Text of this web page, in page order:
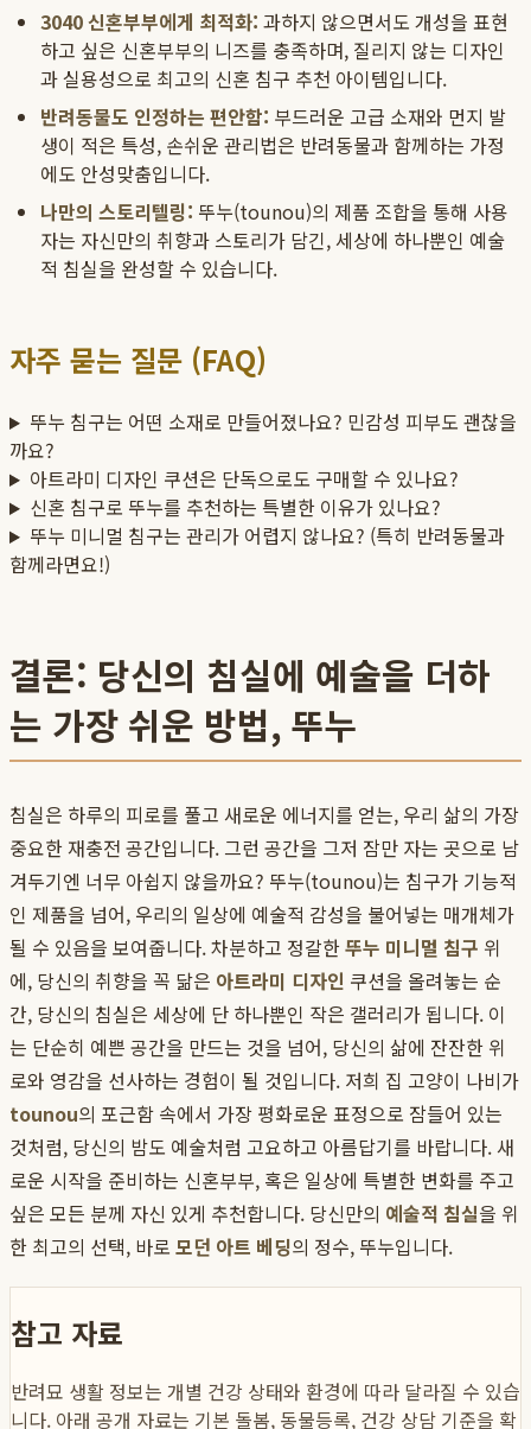
3040 신혼부부에게 최적화: 과하지 않으면서도 개성을 표현
하고 싶은 신혼부부의 니즈를 충족하며, 질리지 않는 디자인
과 실용성으로 최고의 신혼 침구 추천 아이템입니다.
반려동물도 인정하는 편안함: 부드러운 고급 소재와 먼지 발
생이 적은 특성, 손쉬운 관리법은 반려동물과 함께하는 가정
에도 안성맞춤입니다.
나만의 스토리텔링: 뚜누(tounou)의 제품 조합을 통해 사용
자는 자신만의 취향과 스토리가 담긴, 세상에 하나뿐인 예술
적 침실을 완성할 수 있습니다.
자주 묻는 질문 (FAQ)
뚜누 침구는 어떤 소재로 만들어졌나요? 민감성 피부도 괜찮을
까요?
아트라미 디자인 쿠션은 단독으로도 구매할 수 있나요?
신혼 침구로 뚜누를 추천하는 특별한 이유가 있나요?
뚜누 미니멀 침구는 관리가 어렵지 않나요? (특히 반려동물과
함께라면요!)
결론: 당신의 침실에 예술을 더하
는 가장 쉬운 방법, 뚜누
침실은 하루의 피로를 풀고 새로운 에너지를 얻는, 우리 삶의 가장
중요한 재충전 공간입니다. 그런 공간을 그저 잠만 자는 곳으로 남
겨두기엔 너무 아쉽지 않을까요? 뚜누(tounou)는 침구가 기능적
인 제품을 넘어, 우리의 일상에 예술적 감성을 불어넣는 매개체가
될 수 있음을 보여줍니다. 차분하고 정갈한뚜누 미니멀 침구 위
에, 당신의 취향을 꼭 닮은 아트라미 디자인 쿠션을 올려놓는 순
간, 당신의 침실은 세상에 단 하나뿐인 작은 갤러리가 됩니다. 이
는 단순히 예쁜 공간을 만드는 것을 넘어, 당신의 삶에 잔잔한 위
로와 영감을 선사하는 경험이 될 것입니다. 저희 집 고양이 나비가
tounou의 포근함 속에서 가장 평화로운 표정으로 잠들어 있는
것처럼, 당신의 밤도 예술처럼 고요하고 아름답기를 바랍니다. 새
로운 시작을 준비하는 신혼부부, 혹은 일상에 특별한 변화를 주고
싶은 모든 분께 자신 있게 추천합니다. 당신만의 예술적 침실을 위
한 최고의 선택, 바로 모던 아트 베딩의 정수, 뚜누입니다.
참고 자료
반려묘 생활 정보는 개별 건강 상태와 환경에 따라 달라질 수 있습
니다. 아래 공개 자료는 기본 돌봄, 동물등록, 건강 상담 기준을 확